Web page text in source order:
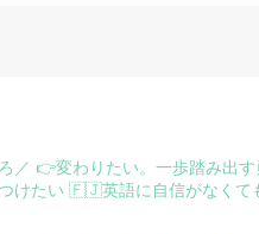
／ 👉変わりたい。一歩踏み出す
けたい 🇫🇯英語に自信がなくて